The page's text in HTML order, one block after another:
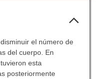
el número de
del cuerpo. En
esta
posteriormente